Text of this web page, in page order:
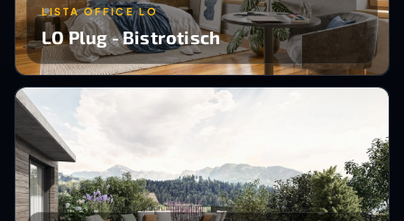
LISTA OFFICE LO
LO Plug - Bistrotisch